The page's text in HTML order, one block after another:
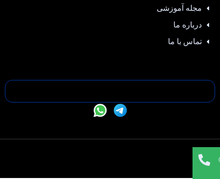
مجله آموزشی
درباره ما
تماس با ما
تمامی حقوق این سایت متعلق به —- می باشد |